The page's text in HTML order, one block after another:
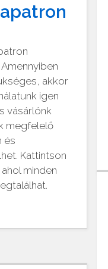
akkor
igen
vásárlónk
megfelelő
és
Kattintson
minden